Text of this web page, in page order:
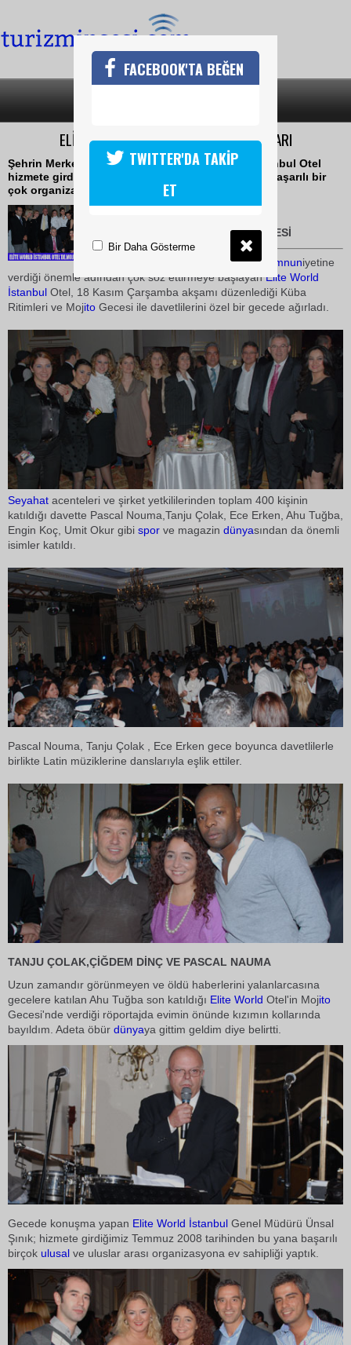
ELİTE WORLD İSTANBULDA LATİN RÜZGARI
Şehrin Merkezi Taksim'de yer alan Elite World İstanbul Otel
hizmete girdiği Temmuz 2008 tarihinden bu yana başarılı bir
çok organizasyona ev sahipliği yaptı
-TURİZMİN SESİ
Hizmet kalitesi ve misafirmemnuniyetine
verdiği önemle adından çok söz ettirmeye başlayanElite World
İstanbul Otel, 18 Kasım Çarşamba akşamı düzenlediği Küba
Ritimleri ve Mojito Gecesi ile davetlilerini özel bir gecede ağırladı.
Seyahat acenteleri ve şirket yetkililerinden toplam 400 kişinin
katıldığı davette Pascal Nouma,Tanju Çolak, Ece Erken, Ahu Tuğba,
Engin Koç, Umit Okur gibi spor ve magazin dünyasından da önemli
isimler katıldı.
Pascal Nouma, Tanju Çolak , Ece Erken gece boyunca davetlilerle
birlikte Latin müziklerine danslarıyla eşlik ettiler.
TANJU ÇOLAK,ÇİĞDEM DİNÇ VE PASCAL NAUMA
Uzun zamandır görünmeyen ve öldü haberlerini yalanlarcasına
gecelere katılan Ahu Tuğba son katıldığı Elite World Otel'in Mojito
Gecesi'nde verdiği röportajda evimin önünde kızımın kollarında
bayıldım. Adeta öbür dünyaya gittim geldim diye belirtti.
Gecede konuşma yapan Elite World İstanbul Genel Müdürü Ünsal
Şınık; hizmete girdiğimiz Temmuz 2008 tarihinden bu yana başarılı
birçok ulusal ve uluslar arası organizasyona ev sahipliği yaptık.
FACEBOOK'TA BEĞEN
TWITTER'DA TAKİP
ET
Bir Daha Gösterme